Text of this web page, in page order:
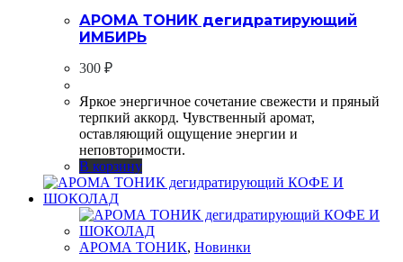
АРОМА ТОНИК дегидратирующий
ИМБИРЬ
300 ₽
Яркое энергичное сочетание свежести и пряный
терпкий аккорд. Чувственный аромат,
оставляющий ощущение энергии и
неповторимости.
В корзину
АРОМА ТОНИК, Новинки